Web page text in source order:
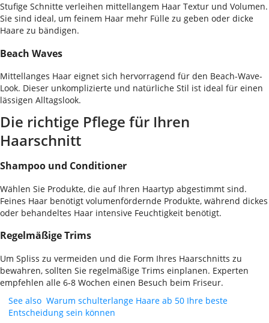
Stufige Schnitte verleihen mittellangem Haar Textur und Volumen.
Sie sind ideal, um feinem Haar mehr Fülle zu geben oder dicke
Haare zu bändigen.
Beach Waves
Mittellanges Haar eignet sich hervorragend für den Beach-Wave-
Look. Dieser unkomplizierte und natürliche Stil ist ideal für einen
lässigen Alltagslook.
Die richtige Pflege für Ihren
Haarschnitt
Shampoo und Conditioner
Wählen Sie Produkte, die auf Ihren Haartyp abgestimmt sind.
Feines Haar benötigt volumenfördernde Produkte, während dickes
oder behandeltes Haar intensive Feuchtigkeit benötigt.
Regelmäßige Trims
Um Spliss zu vermeiden und die Form Ihres Haarschnitts zu
bewahren, sollten Sie regelmäßige Trims einplanen. Experten
empfehlen alle 6-8 Wochen einen Besuch beim Friseur.
See also Warum schulterlange Haare ab 50 Ihre beste
Entscheidung sein können